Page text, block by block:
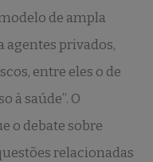
de ampla
agentes privados,
entre eles o de
à saúde”. O
o debate sobre
relacionadas